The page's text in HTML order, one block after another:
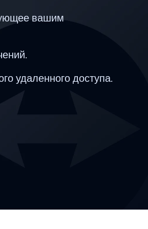
вашим
удаленного доступа.